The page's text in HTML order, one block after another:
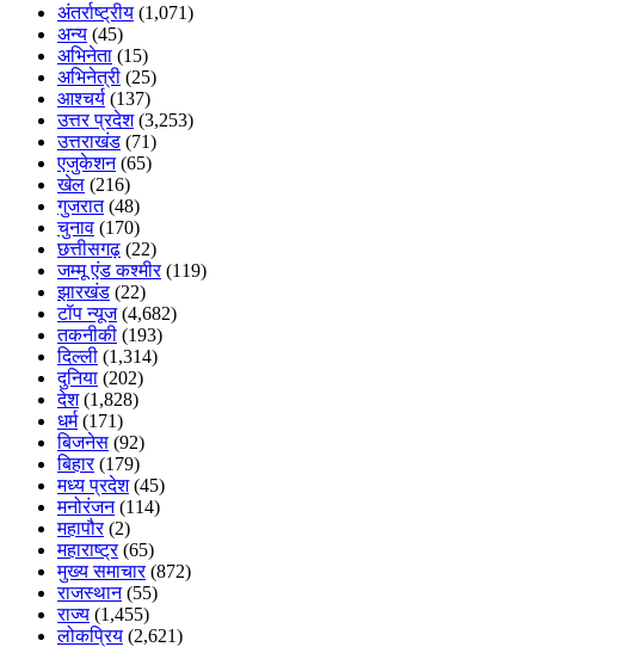
अंतर्राष्ट्रीय (1,071)
अन्य (45)
अभिनेता (15)
अभिनेत्री (25)
आश्चर्य (137)
उत्तर प्रदेश(3,253)
उत्तराखंड (71)
एजुकेशन(65)
खेल (216)
गुजरात(48)
चुनाव (170)
छत्तीसगढ़ (22)
जम्मू एंड कश्मीर(119)
झारखंड (22)
टॉप न्यूज(4,682)
तकनीकी (193)
दिल्ली (1,314)
दुनिया (202)
देश(1,828)
धर्म(171)
बिजनेस (92)
बिहार(179)
मध्य प्रदेश(45)
मनोरंजन(114)
महापौर(2)
महाराष्ट्र(65)
मुख्य समाचार(872)
राजस्थान(55)
राज्य (1,455)
लोकप्रिय (2,621)